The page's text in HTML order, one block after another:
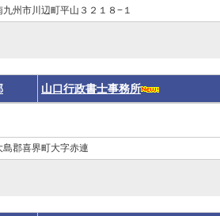
九州市川辺町平山３２１８−１
山口行政書士事務所
島郡喜界町大字赤連